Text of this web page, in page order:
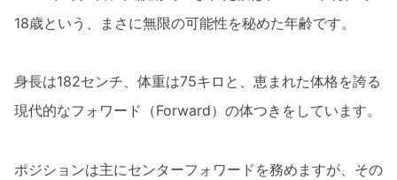
18歳という、まさに無限の可能性を秘めた年齢です。
身長は182センチ、体重は75キロと、恵まれた体格を誇る
現代的なフォワード（Forward）の体つきをしています。
ポジションは主にセンターフォワードを務めますが、その